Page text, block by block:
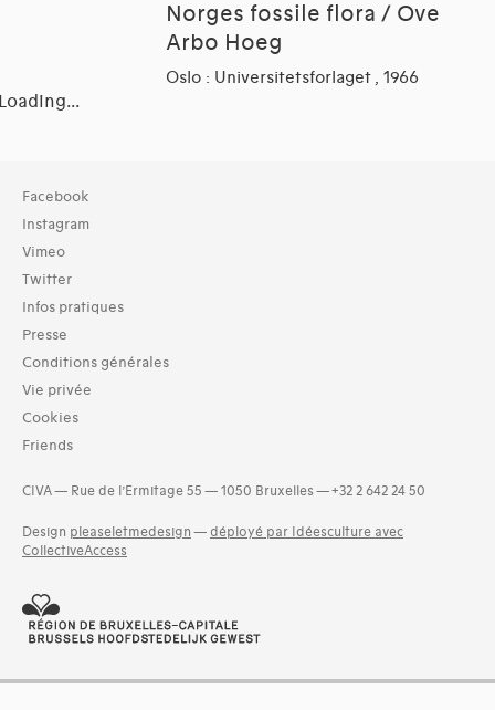
Norges fossile flora / Ove
Arbo Hoeg
Oslo : Universitetsforlaget , 1966
Collection
TOUT (8)
Typologies documents
Livres (8)
Dates
1980s (2)
1990s (2)
2000s (3)
Facebook
Instagram
Vimeo
Twitter
Infos pratiques
Presse
Conditions générales
Vie privée
Cookies
Friends
CIVA — Rue de l’Ermitage 55 — 1050 Bruxelles — +32 2 642 24 50
Design pleaseletmedesign — déployé par Idéesculture avec
CollectiveAccess